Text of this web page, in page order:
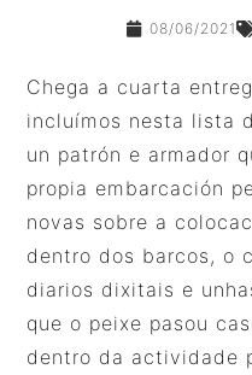
08/06/2021
Chega a cuarta
incluímos nesta lista
un patrón e armador
propia embarcación
novas sobre a
dentro dos barcos, o
diarios dixitais e
que o peixe pasou
dentro da actividade